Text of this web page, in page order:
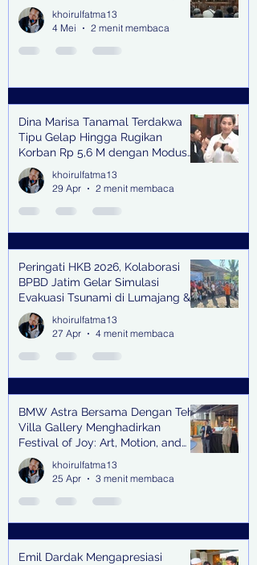
khoirulfatma13
4 Mei
2 menit membaca
Dina Marisa Tanamal Terdakwa
Tipu Gelap Hingga Rugikan
Korban Rp 5,6 M dengan Modus
Kerja Sama Impor Bodong
khoirulfatma13
29 Apr
2 menit membaca
Peringati HKB 2026, Kolaborasi
BPBD Jatim Gelar Simulasi
Evakuasi Tsunami di Lumajang &
Trenggalek
khoirulfatma13
27 Apr
4 menit membaca
BMW Astra Bersama Dengan Teh
Villa Gallery Menghadirkan
Festival of Joy: Art, Motion, and
Scent
khoirulfatma13
25 Apr
3 menit membaca
Emil Dardak Mengapresiasi